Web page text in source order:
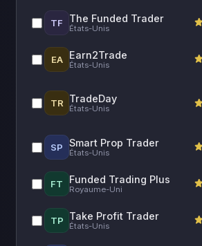
TF The Funded Trader
États-Unis
EA Earn2Trade
États-Unis
TR TradeDay
États-Unis
SP Smart Prop Trader
États-Unis
FT Funded Trading Plus
Royaume-Uni
TP Take Profit Trader
États-Unis